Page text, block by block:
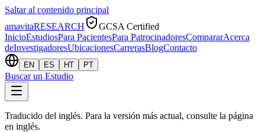
Saltar al contenido principal
amavitaRESEARCH
GCSA Certified
InicioEstudiosPara PacientesPara PatrocinadoresCompararAcerca
deInvestigadoresUbicacionesCarrerasBlogContacto
EN ES HT PT
Buscar un Estudio
Traducido del inglés. Para la versión más actual, consulte la página
en inglés.